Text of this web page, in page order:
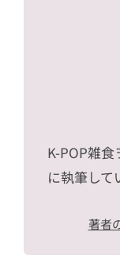
K-POP雑
に執筆して
著者